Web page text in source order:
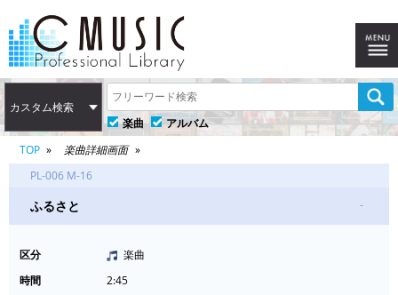
カスタム検索
楽曲
アルバム
TOP
楽曲詳細画面
PL-006 M-16
ふるさと -
区分
楽曲
時間
2:45